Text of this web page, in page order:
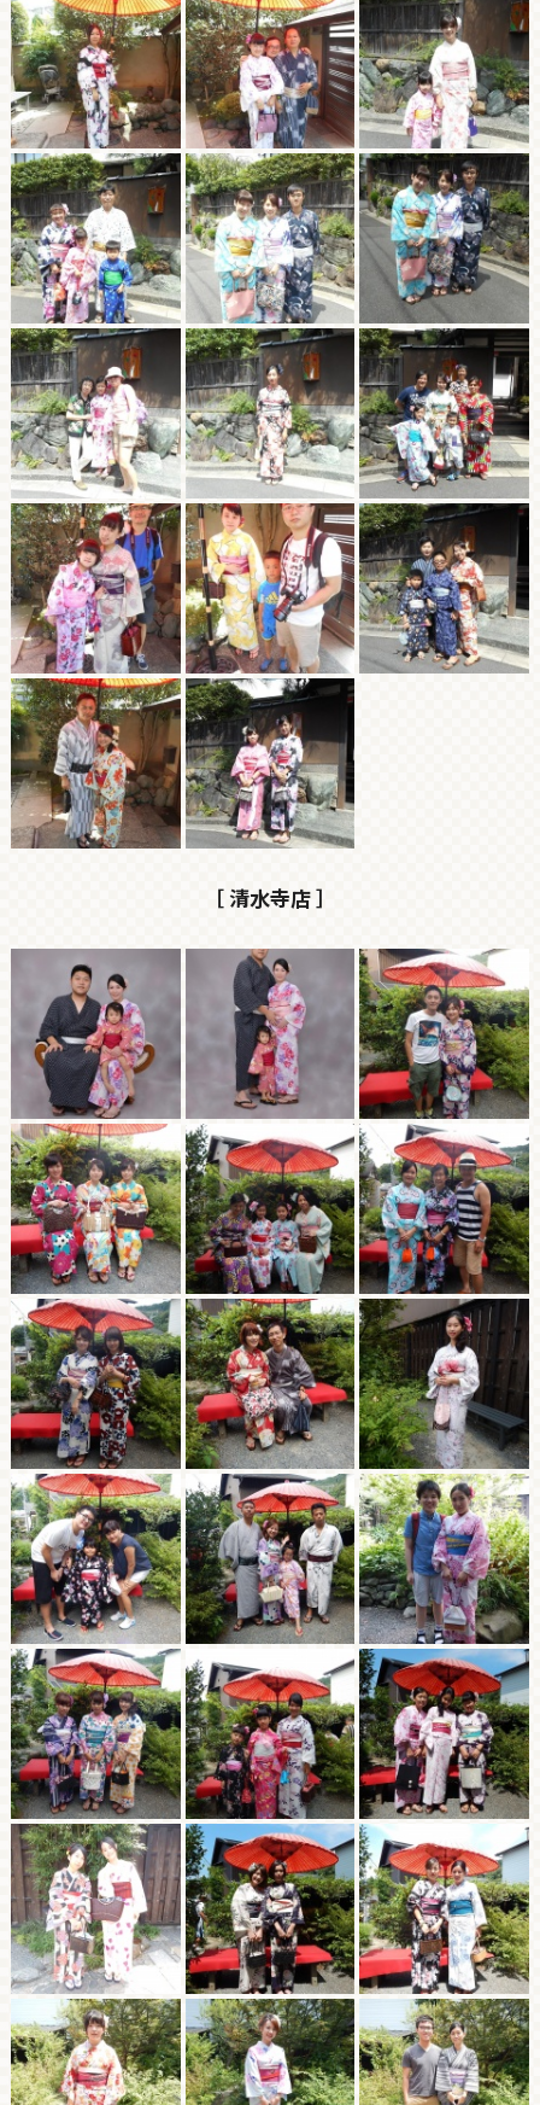
［ 清水寺店 ］